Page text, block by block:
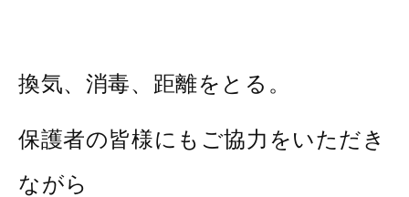
換気、消毒、距離をとる。
保護者の皆様にもご協力をいただき
ながら